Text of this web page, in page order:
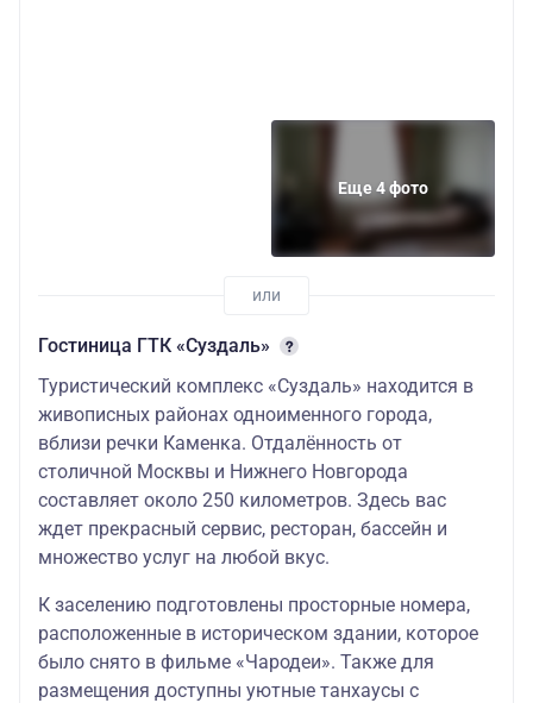
Еще 4 фото
Гостиница ГТК «Суздаль»
Туристический комплекс «Суздаль» находится в
живописных районах одноименного города,
вблизи речки Каменка. Отдалённость от
столичной Москвы и Нижнего Новгорода
составляет около 250 километров. Здесь вас
ждет прекрасный сервис, ресторан, бассейн и
множество услуг на любой вкус.
К заселению подготовлены просторные номера,
расположенные в историческом здании, которое
было снято в фильме «Чародеи». Также для
размещения доступны уютные танхаусы с